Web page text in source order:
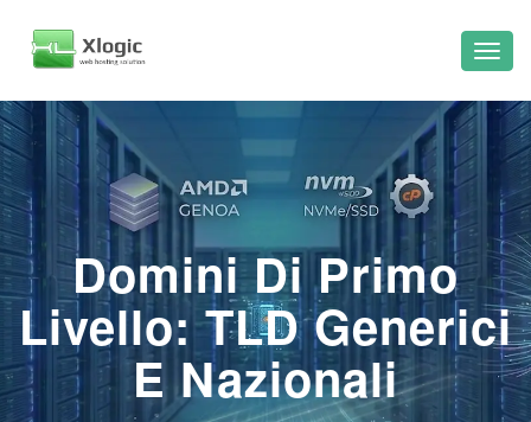
Domini Di Primo
Livello: TLD Generici
E Nazionali